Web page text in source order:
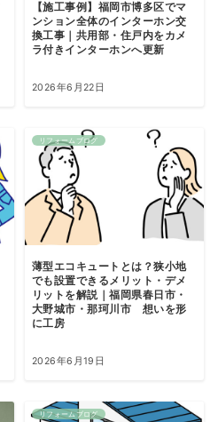
【施工事例】福岡市博多区でマ
ンション全体のインターホン交
換工事｜共用部・住戸内をカメ
ラ付きインターホンへ更新
2026年6月22日
リフォームブログ
薄型エコキュートとは？狭小地
でも設置できるメリット・デメ
リットを解説｜福岡県春日市・
大野城市・那珂川市 想いを形
に工房
2026年6月19日
リフォームブログ